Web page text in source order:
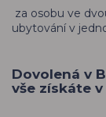
za osobu ve
ubytování v
Dovolená v
vše získáte v